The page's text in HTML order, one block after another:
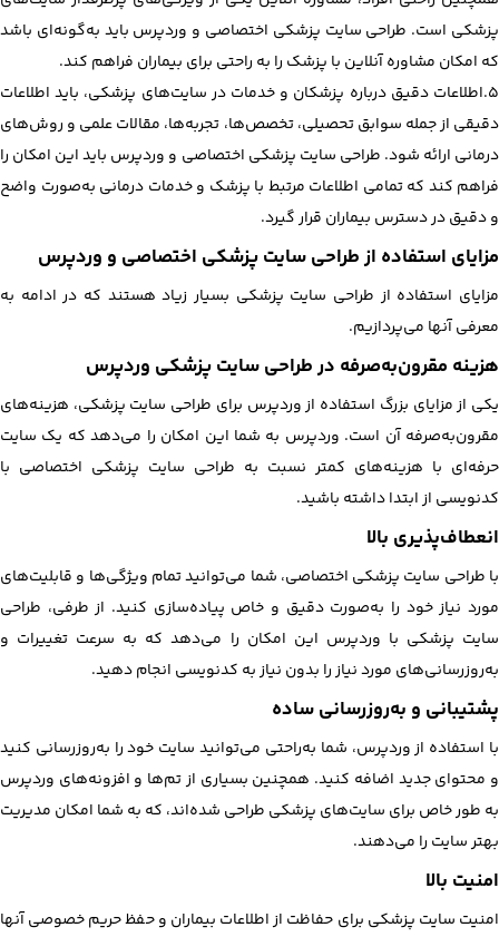
پزشکی است. طراحی سایت پزشکی اختصاصی و وردپرس باید به‌گونه‌ای باشد
که امکان مشاوره آنلاین با پزشک را به راحتی برای بیماران فراهم کند.
5.اطلاعات دقیق درباره پزشکان و خدمات در سایت‌های پزشکی، باید اطلاعات
دقیقی از جمله سوابق تحصیلی، تخصص‌ها، تجربه‌ها، مقالات علمی و روش‌های
درمانی ارائه شود. طراحی سایت پزشکی اختصاصی و وردپرس باید این امکان را
فراهم کند که تمامی اطلاعات مرتبط با پزشک و خدمات درمانی به‌صورت واضح
و دقیق در دسترس بیماران قرار گیرد.
مزایای استفاده از طراحی سایت پزشکی اختصاصی و وردپرس
مزایای استفاده از طراحی سایت پزشکی بسیار زیاد هستند که در ادامه به
معرفی آنها می‌پردازیم.
هزینه مقرون‌به‌صرفه در طراحی سایت پزشکی وردپرس
یکی از مزایای بزرگ استفاده از وردپرس برای طراحی سایت پزشکی، هزینه‌های
مقرون‌به‌صرفه آن است. وردپرس به شما این امکان را می‌دهد که یک سایت
حرفه‌ای با هزینه‌های کمتر نسبت به طراحی سایت پزشکی اختصاصی با
کدنویسی از ابتدا داشته باشید.
انعطاف‌پذیری بالا
با طراحی سایت پزشکی اختصاصی، شما می‌توانید تمام ویژگی‌ها و قابلیت‌های
مورد نیاز خود را به‌صورت دقیق و خاص پیاده‌سازی کنید. از طرفی، طراحی
سایت پزشکی با وردپرس این امکان را می‌دهد که به سرعت تغییرات و
به‌روزرسانی‌های مورد نیاز را بدون نیاز به کدنویسی انجام دهید.
پشتیبانی و به‌روزرسانی ساده
با استفاده از وردپرس، شما به‌راحتی می‌توانید سایت خود را به‌روزرسانی کنید
و محتوای جدید اضافه کنید. همچنین بسیاری از تم‌ها و افزونه‌های وردپرس
به طور خاص برای سایت‌های پزشکی طراحی شده‌اند، که به شما امکان مدیریت
بهتر سایت را می‌دهند.
امنیت بالا
امنیت سایت پزشکی برای حفاظت از اطلاعات بیماران و حفظ حریم خصوصی آنها